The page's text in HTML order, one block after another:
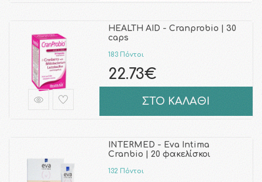
HEALTH AID - Cranprobio | 30
caps
183 Πόντοι
22.73€
ΣΤΟ ΚΑΛΑΘΙ
INTERMED - Eva Intima
Cranbio | 20 φακελίσκοι
132 Πόντοι